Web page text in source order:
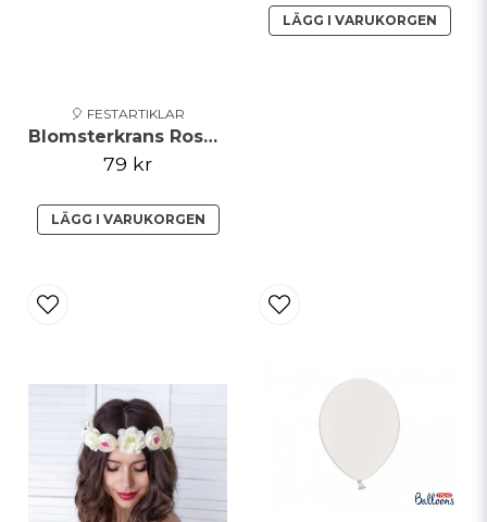
🎈 FESTARTIKLAR
Blomsterkrans Rosa/Vit 17cm
79 kr
LÄGG I VARUKORGEN
LÄGG I VARUKORGEN